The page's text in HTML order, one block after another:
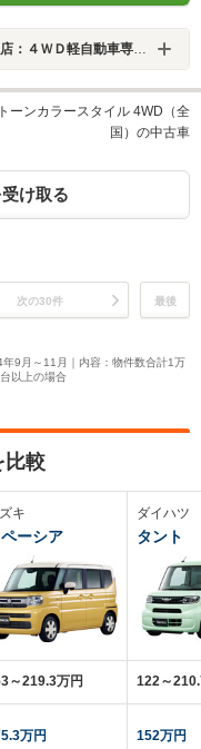
軽自動車専門札幌新道店
ーンカラースタイル 4WD（全
国）の中古車
け取る
次の30件 最後
9月～11月｜内容：物件数合計1万
以上の場合
比較
キ
ペーシア
～219.3万円
万円
ダイハツ
タント
122～
152万円